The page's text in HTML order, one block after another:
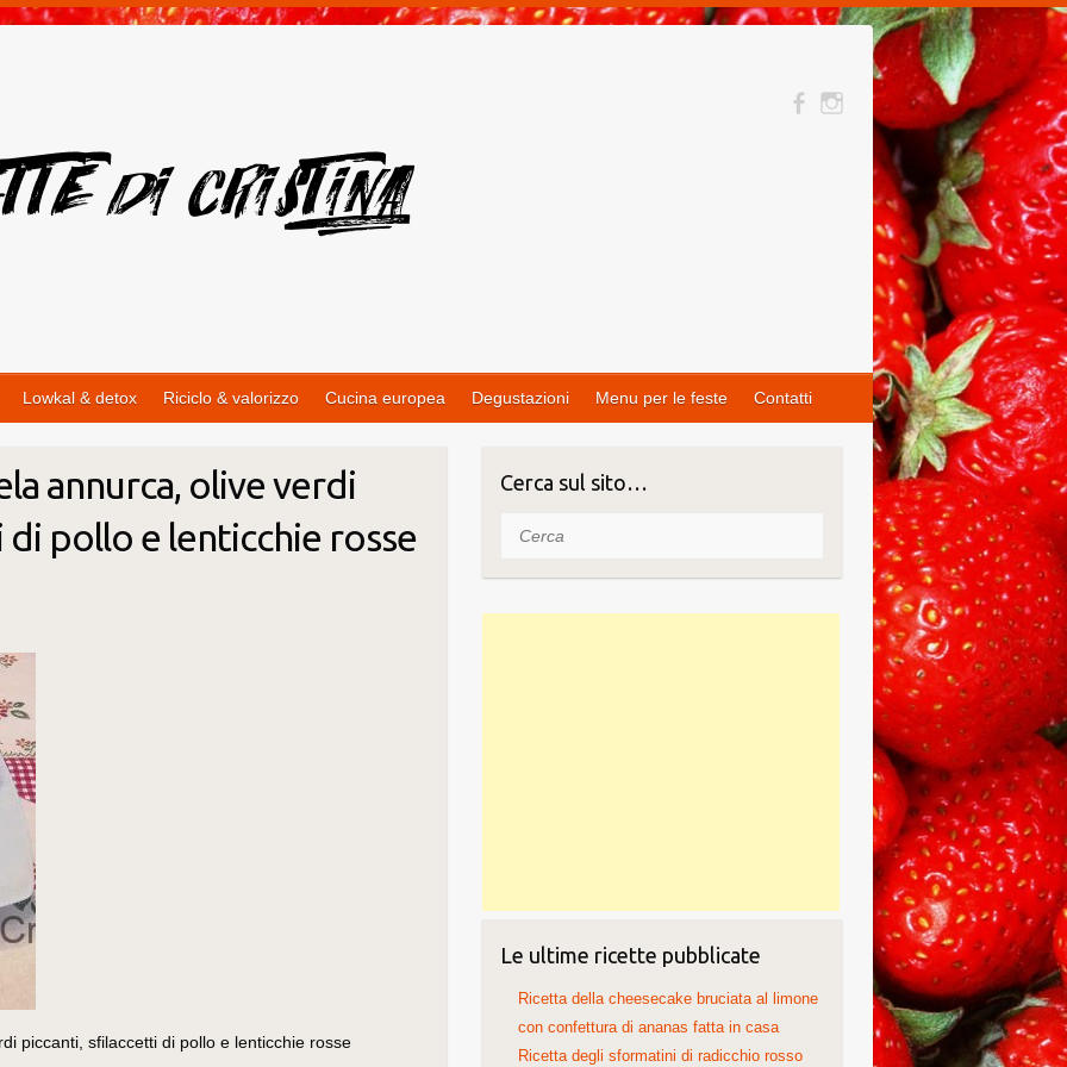
Lowkal & detox Riciclo & valorizzo Cucina europea Degustazioni Menu per le feste Contatti
annurca, olive verdi
pollo e lenticchie rosse
piccanti, sfilaccetti di pollo e lenticchie rosse
Cerca sul sito…
Cerca
Le ultime ricette pubblicate
Ricetta della cheesecake bruciata al limone
con confettura di ananas fatta in casa
Ricetta degli sformatini di radicchio rosso